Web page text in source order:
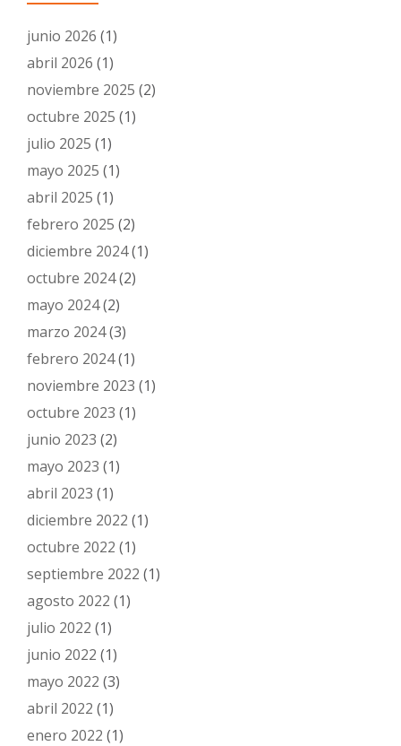
junio 2026 (1)
abril 2026 (1)
noviembre 2025 (2)
octubre 2025 (1)
julio 2025 (1)
mayo 2025 (1)
abril 2025 (1)
febrero 2025 (2)
diciembre 2024(1)
octubre 2024(2)
mayo 2024(2)
marzo 2024(3)
febrero 2024(1)
noviembre 2023 (1)
octubre 2023 (1)
junio 2023 (2)
mayo 2023 (1)
abril 2023 (1)
diciembre 2022 (1)
octubre 2022 (1)
septiembre 2022 (1)
agosto 2022 (1)
julio 2022 (1)
junio 2022 (1)
mayo 2022 (3)
abril 2022 (1)
enero 2022 (1)